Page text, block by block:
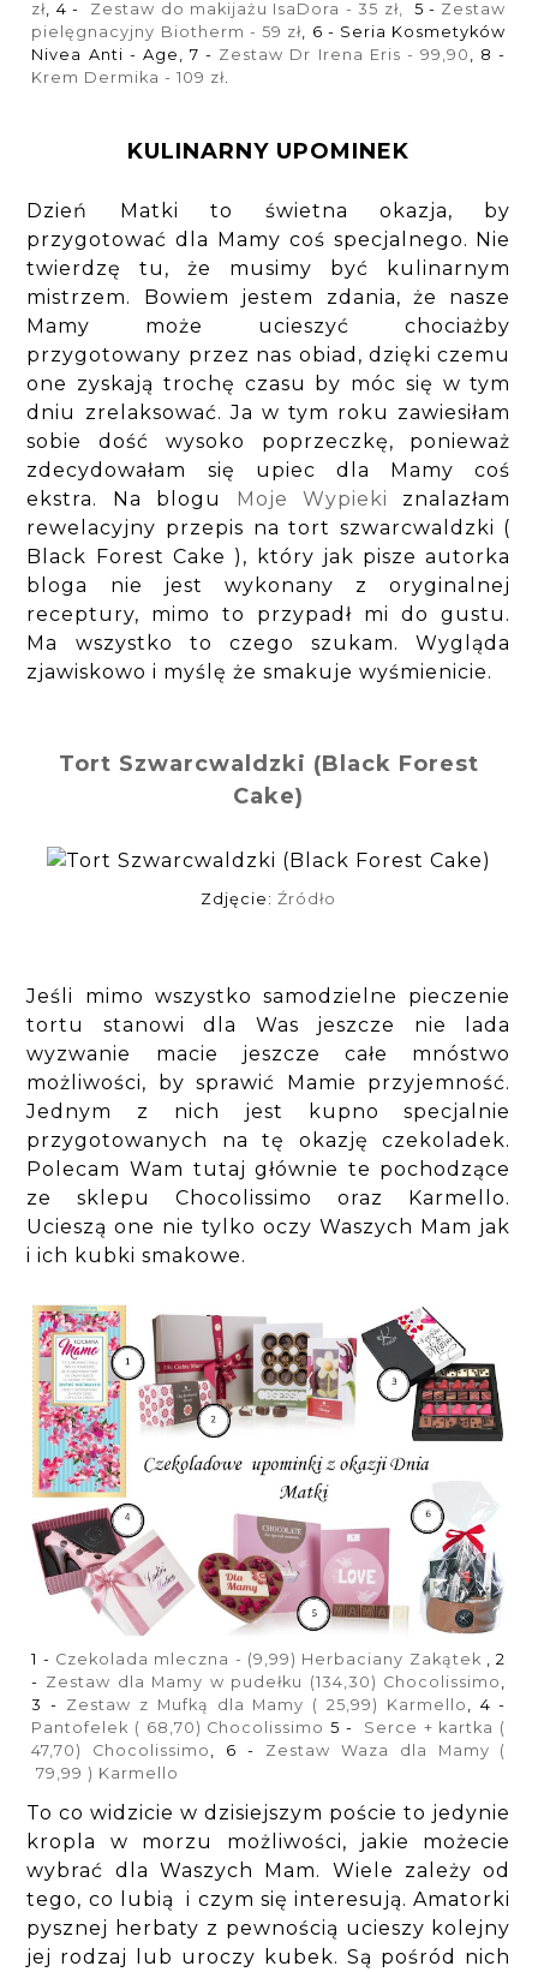
zł , 4 - Zestaw do makijażu IsaDora - 35 zł, 5 - Zestaw
pielęgnacyjny Biotherm - 59 zł , 6 - Seria Kosmetyków
Nivea Anti - Age, 7 - Zestaw Dr Irena Eris - 99,90
, 8 -
Krem Dermika - 109 zł
KULINARNY UPOMINEK
Dzień Matki to świetna okazja, by
przygotować dla Mamy coś specjalnego. Nie
twierdzę tu, że musimy być kulinarnym
mistrzem. Bowiem jestem zdania, że nasze
Mamy może ucieszyć chociażby
przygotowany przez nas obiad, dzięki czemu
one zyskają trochę czasu by móc się w tym
dniu zrelaksować. Ja w tym roku zawiesiłam
sobie dość wysoko poprzeczkę, ponieważ
zdecydowałam się upiec dla Mamy coś
ekstra. Na blogu Moje Wypieki
znalazłam
rewelacyjny przepis na tort szwarcwaldzki (
Black Forest Cake ), który jak pisze autorka
bloga nie jest wykonany z oryginalnej
receptury, mimo to przypadł mi do gustu.
Ma wszystko to czego szukam. Wygląda
zjawiskowo i myślę że smakuje wyśmienicie.
Tort Szwarcwaldzki (Black Forest
Cake)
Zdjęcie:Źródło
Jeśli mimo wszystko samodzielne pieczenie
tortu stanowi dla Was jeszcze nie lada
wyzwanie macie jeszcze całe mnóstwo
możliwości, by sprawić Mamie przyjemność.
Jednym z nich jest kupno specjalnie
przygotowanych na tę okazję czekoladek.
Polecam Wam tutaj głównie te pochodzące
ze sklepu Chocolissimo oraz Karmello.
Ucieszą one nie tylko oczy Waszych Mam jak
i ich kubki smakowe.
1 - Czekolada mleczna - (9,99) Herbaciany Zakątek
, 2
- Zestaw dla Mamy w pudełku (134,30) Chocolissimo
3 - Zestaw z Mufką dla Mamy ( 25,99) Karmello
, 4 -
Pantofelek ( 68,70) Chocolissimo 5 - Serce + kartka (
47,70) Chocolissimo
, 6 - Zestaw Waza dla Mamy (
79,99 ) Karmello
To co widzicie w dzisiejszym poście to jedynie
kropla w morzu możliwości, jakie możecie
wybrać dla Waszych Mam. Wiele zależy od
tego, co lubią i czym się interesują. Amatorki
pysznej herbaty z pewnością ucieszy kolejny
jej rodzaj lub uroczy kubek. Są pośród nich